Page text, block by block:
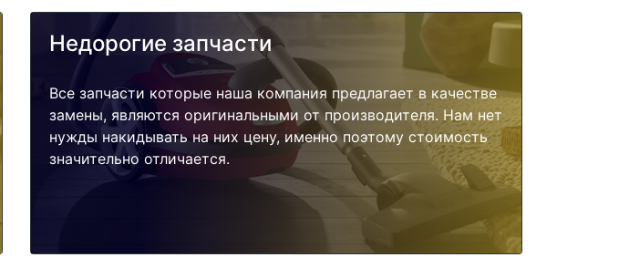
Недорогие запчасти
Все запчасти которые наша компания предлагает в качестве
замены, являются оригинальными от производителя. Нам нет
нужды накидывать на них цену, именно поэтому стоимость
значительно отличается.